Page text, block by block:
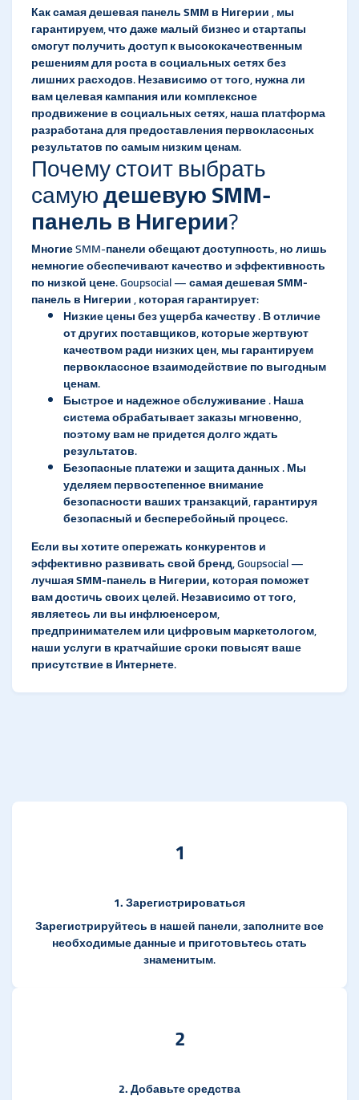
Как самаядешевая панель SMM в Нигерии, мы
гарантируем, что даже малый бизнес и стартапы
смогут получить доступ к высококачественным
решениям для роста в социальных сетях без
лишних расходов. Независимо от того, нужна ли
вам целевая кампания или комплексное
продвижение в социальных сетях, наша платформа
разработана для предоставления первоклассных
результатов по самым низким ценам.
Почему стоит выбрать
самуюдешевую SMM-
панель в Нигерии?
Многие SMM-панели обещают доступность, но лишь
немногие обеспечивают качество и эффективность
по низкой цене. Goupsocial — самаядешевая SMM-
панель в Нигерии, которая гарантирует:
Низкие цены без ущерба качеству. В отличие
от других поставщиков, которые жертвуют
качеством ради низких цен, мы гарантируем
первоклассное взаимодействие по выгодным
ценам.
Быстрое и надежное обслуживание. Наша
система обрабатывает заказы мгновенно,
поэтому вам не придется долго ждать
результатов.
Безопасные платежи и защита данных. Мы
уделяем первостепенное внимание
безопасности ваших транзакций, гарантируя
безопасный и бесперебойный процесс.
Если вы хотите опережать конкурентов и
эффективно развивать свой бренд, Goupsocial —
лучшая SMM-панель в Нигерии,которая поможет
вам достичь своих целей. Независимо от того,
являетесь ли вы инфлюенсером,
предпринимателем или цифровым маркетологом,
наши услуги в кратчайшие сроки повысят ваше
присутствие в Интернете.
1
1. Зарегистрироваться
Зарегистрируйтесь в нашей панели, заполните все
необходимые данные и приготовьтесь стать
знаменитым.
2
2. Добавьте средства